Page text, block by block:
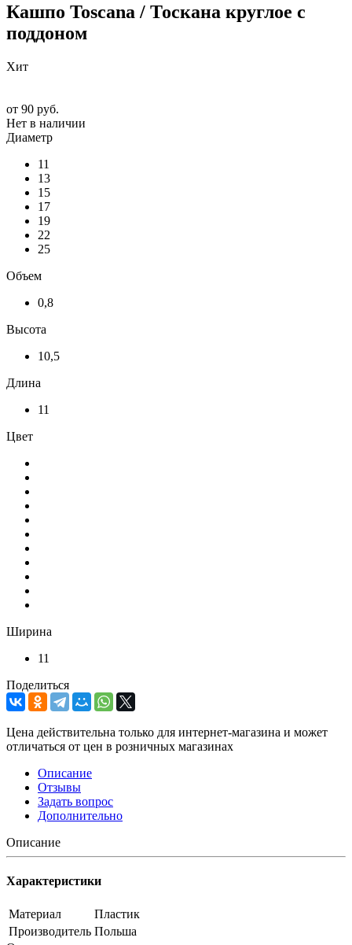
Кашпо Toscana / Тоскана круглое с
поддоном
Хит
от 90 руб.
Нет в наличии
Диаметр
11
13
15
17
19
22
25
Объем
0,8
Высота
10,5
Длина
11
Цвет
Ширина
11
Поделиться
Цена действительна только для интернет-магазина и может
отличаться от цен в розничных магазинах
Описание
Отзывы
Задать вопрос
Дополнительно
Описание
Характеристики
Материал
Пластик
Производитель Польша